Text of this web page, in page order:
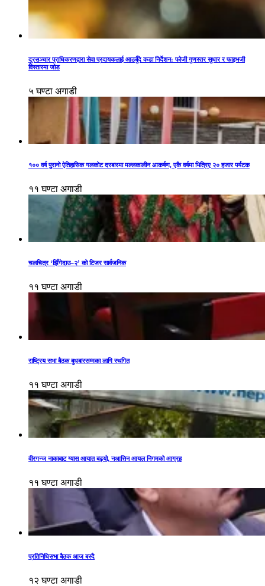
दूरसञ्चार प्राधिकरणद्वारा सेवा प्रदायकलाई आठबुँदे कडा निर्देशन: फोजी गुणस्तर सुधार र फाइभजी
विस्तारमा जोड
५ घण्टा अगाडी
१०० वर्ष पुरानो ऐतिहासिक गलकोट दरबारमा मल्लकालीन आकर्षण, एकै वर्षमा भित्रिए २० हजार पर्यटक
११ घण्टा अगाडी
चलचित्र ‘झिँगेदाउ–२’ को टिजर सार्वजनिक
११ घण्टा अगाडी
राष्ट्रिय सभा बैठक बुधबारसम्मका लागि स्थगित
११ घण्टा अगाडी
वीरगन्ज नाकाबाट ग्यास आयात बढ्यो, नआत्तिन आयल निगमको आग्रह
११ घण्टा अगाडी
प्रतिनिधिसभा बैठक आज बस्दै
१२ घण्टा अगाडी